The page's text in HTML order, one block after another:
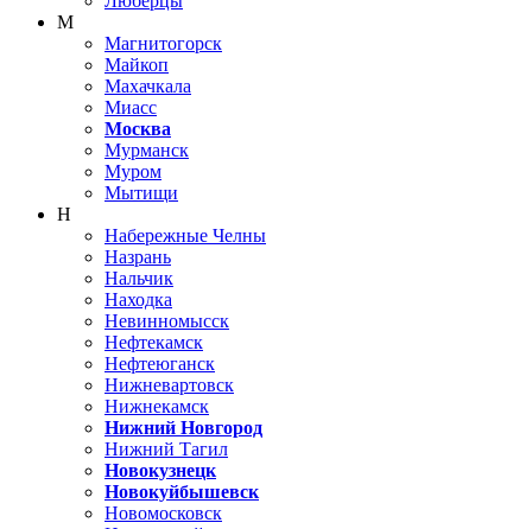
М
Магнитогорск
Майкоп
Махачкала
Миасс
Москва
Мурманск
Муром
Мытищи
Н
Набережные Челны
Назрань
Нальчик
Находка
Невинномысск
Нефтекамск
Нефтеюганск
Нижневартовск
Нижнекамск
Нижний Новгород
Нижний Тагил
Новокузнецк
Новокуйбышевск
Новомосковск